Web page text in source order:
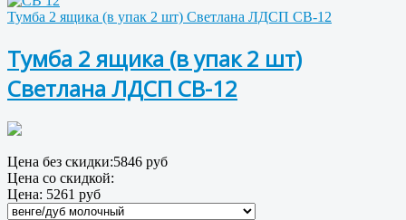
Тумба 2 ящика (в упак 2 шт) Светлана ЛДСП СВ-12
Тумба 2 ящика (в упак 2 шт)
Светлана ЛДСП СВ-12
Цена без скидки:5846 руб
Цена со скидкой:
Цена: 5261 руб